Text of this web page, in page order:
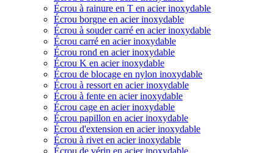
Écrou à rainure en T en acier inoxydable
Écrou borgne en acier inoxydable
Écrou à souder carré en acier inoxydable
Écrou carré en acier inoxydable
Écrou rond en acier inoxydable
Écrou K en acier inoxydable
Écrou de blocage en nylon inoxydable
Écrou à ressort en acier inoxydable
Écrou à fente en acier inoxydable
Écrou cage en acier inoxydable
Écrou papillon en acier inoxydable
Écrou d'extension en acier inoxydable
Écrou à rivet en acier inoxydable